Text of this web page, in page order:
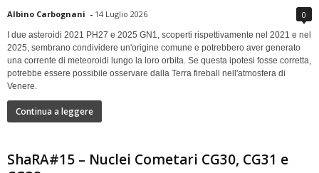
Albino Carbognani - 14 Luglio 2026 0
I due asteroidi 2021 PH27 e 2025 GN1, scoperti rispettivamente nel 2021 e nel
2025, sembrano condividere un'origine comune e potrebbero aver generato
una corrente di meteoroidi lungo la loro orbita. Se questa ipotesi fosse corretta,
potrebbe essere possibile osservare dalla Terra fireball nell'atmosfera di
Venere.
Continua a leggere
ShaRA#15 – Nuclei Cometari CG30, CG31 e